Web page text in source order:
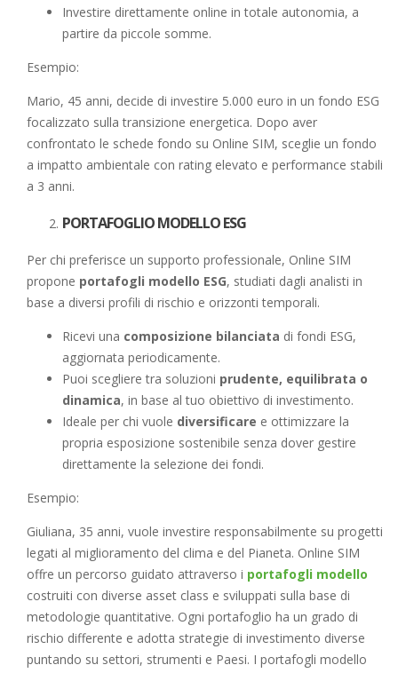
Investire direttamente online in totale autonomia, a
partire da piccole somme.
Esempio:
Mario, 45 anni, decide di investire 5.000 euro in un fondo ESG
focalizzato sulla transizione energetica. Dopo aver
confrontato le schede fondo su Online SIM, sceglie un fondo
a impatto ambientale con rating elevato e performance stabili
a 3 anni.
PORTAFOGLIO MODELLO ESG
Per chi preferisce un supporto professionale, Online SIM
propone portafogli modello ESG, studiati dagli analisti in
base a diversi profili di rischio e orizzonti temporali.
Ricevi una composizione bilanciata di fondi ESG,
aggiornata periodicamente.
Puoi scegliere tra soluzioni prudente, equilibrata o
dinamica, in base al tuo obiettivo di investimento.
Ideale per chi vuole diversificare e ottimizzare la
propria esposizione sostenibile senza dover gestire
direttamente la selezione dei fondi.
Esempio:
Giuliana, 35 anni, vuole investire responsabilmente su progetti
legati al miglioramento del clima e del Pianeta. Online SIM
offre un percorso guidato attraverso i portafogli modello
costruiti con diverse asset class e sviluppati sulla base di
metodologie quantitative. Ogni portafoglio ha un grado di
rischio differente e adotta strategie di investimento diverse
puntando su settori, strumenti e Paesi. I portafogli modello